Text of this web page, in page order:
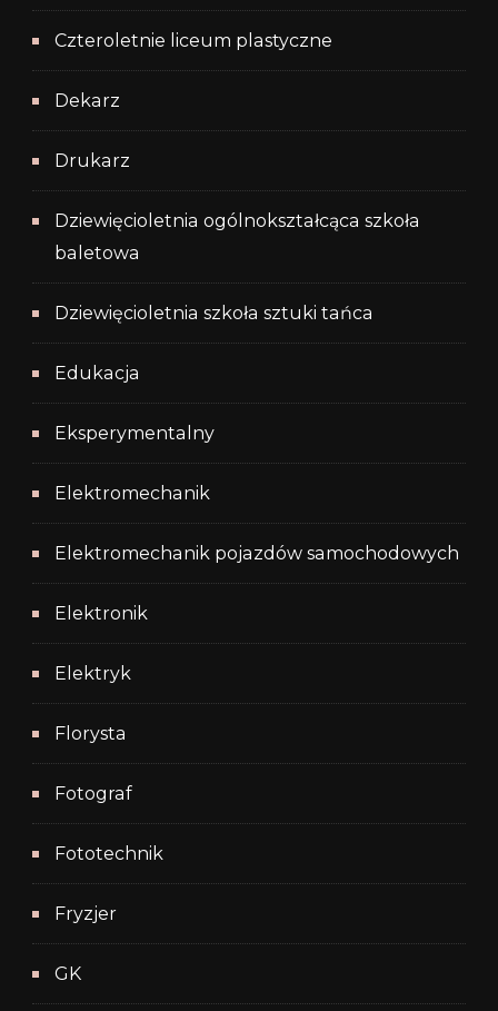
Czteroletnie liceum plastyczne
Dekarz
Drukarz
Dziewięcioletnia ogólnokształcąca szkoła
baletowa
Dziewięcioletnia szkoła sztuki tańca
Edukacja
Eksperymentalny
Elektromechanik
Elektromechanik pojazdów samochodowych
Elektronik
Elektryk
Florysta
Fotograf
Fototechnik
Fryzjer
GK